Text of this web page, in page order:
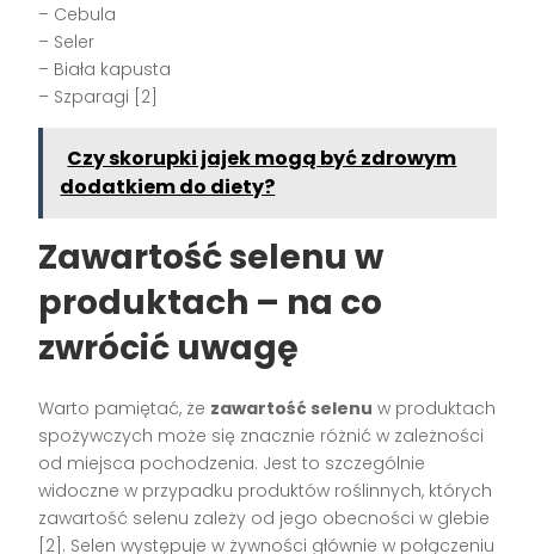
– Cebula
– Seler
– Biała kapusta
– Szparagi [2]
Czy skorupki jajek mogą być zdrowym
dodatkiem do diety?
Zawartość selenu w
produktach – na co
zwrócić uwagę
Warto pamiętać, że zawartość selenu w produktach
spożywczych może się znacznie różnić w zależności
od miejsca pochodzenia. Jest to szczególnie
widoczne w przypadku produktów roślinnych, których
zawartość selenu zależy od jego obecności w glebie
[2]. Selen występuje w żywności głównie w połączeniu